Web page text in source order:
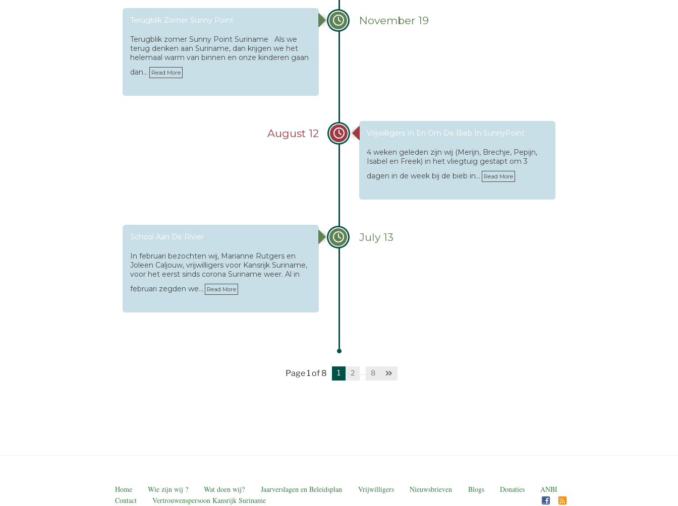
November 19
Terugblik Zomer Sunny Point
Terugblik zomer Sunny Point Suriname Als we
terug denken aan Suriname, dan krijgen we het
helemaal warm van binnen en onze kinderen gaan
dan…
Read More
August 12 Vrijwilligers In En Om De Bieb In SunnyPoint
4 weken geleden zijn wij (Merijn, Brechje, Pepijn,
Isabel en Freek) in het vliegtuig gestapt om 3
dagen in de week bij de bieb in…
Read More
July 13
School Aan De Rivier
In februari bezochten wij, Marianne Rutgers en
Joleen Caljouw, vrijwilligers voor Kansrijk Suriname,
voor het eerst sinds corona Suriname weer. Al in
februari zegden we…
Read More
Page 1 of 8 1 2 … 8
Home Wie zijn wij ? Wat doen wij? Jaarverslagen en Beleidsplan Vrijwilligers Nieuwsbrieven Blogs Donaties
ANBI
Contact
Vertrouwenspersoon Kansrijk Suriname